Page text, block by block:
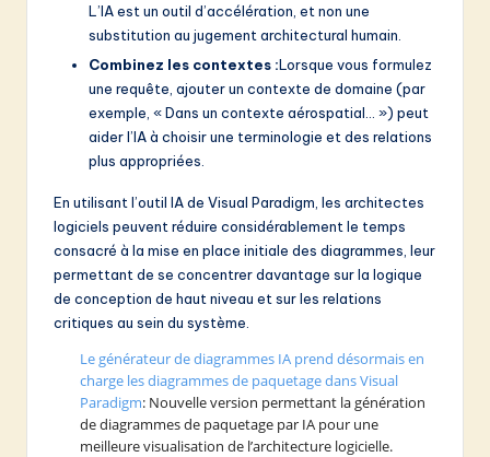
L’IA est un outil d’accélération, et non une
substitution au jugement architectural humain.
Combinez les contextes :Lorsque vous formulez
une requête, ajouter un contexte de domaine (par
exemple, « Dans un contexte aérospatial… ») peut
aider l’IA à choisir une terminologie et des relations
plus appropriées.
En utilisant l’outil IA de Visual Paradigm, les architectes
logiciels peuvent réduire considérablement le temps
consacré à la mise en place initiale des diagrammes, leur
permettant de se concentrer davantage sur la logique
de conception de haut niveau et sur les relations
critiques au sein du système.
Le générateur de diagrammes IA prend désormais en
charge les diagrammes de paquetage dans Visual
Paradigm: Nouvelle version permettant la génération
de diagrammes de paquetage par IA pour une
meilleure visualisation de l’architecture logicielle.